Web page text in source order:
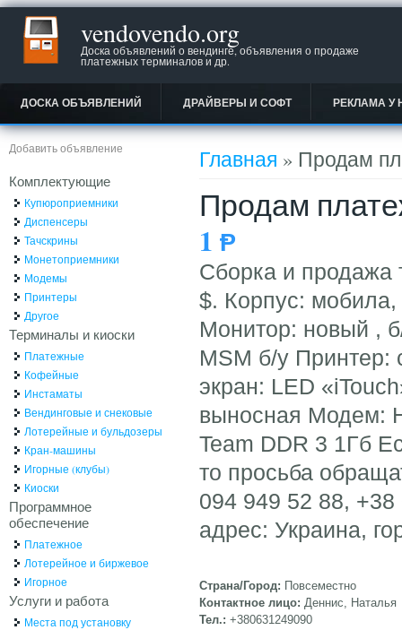
vendovendo.org
Доска объявлений о вендинге, объявления о продаже
платежных терминалов и др.
ДОСКА ОБЪЯВЛЕНИЙ ДРАЙВЕРЫ И СОФТ РЕКЛАМА У
Вы здесь
Главная » Продам
Продам
1 Ᵽ
Сборка и продажа
$. Корпус:
Монитор: новый ,
MSM б/у
экран: LED
выносная Модем:
Team DDR 3 1Гб
то просьба
094 949 52 88,
адрес: Украина,
Страна/Город: Повсеместно
Контактное лицо: Деннис, Наталья
Тел.: +380631249090
Добавить объявление
Комплектующие
Купюроприемники
Диспенсеры
Тачскрины
Монетоприемники
Модемы
Принтеры
Другое
Терминалы и киоски
Платежные
Кофейные
Инстаматы
Вендинговые и снековые
Лотерейные и бульдозеры
Кран-машины
Игорные (клубы)
Киоски
Программное
обеспечение
Платежное
Лотерейное и биржевое
Игорное
Услуги и работа
Места под установку